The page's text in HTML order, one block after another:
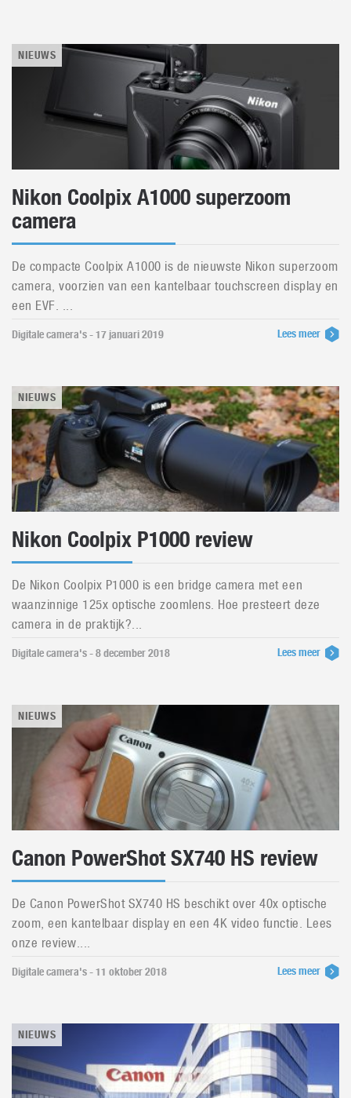
NIEUWS
Nikon Coolpix A1000 superzoom
camera
De compacte Coolpix A1000 is de nieuwste Nikon superzoom
camera, voorzien van een kantelbaar touchscreen display en
een EVF. ...
Digitale camera's - 17 januari 2019 Lees meer
NIEUWS
Nikon Coolpix P1000 review
De Nikon Coolpix P1000 is een bridge camera met een
waanzinnige 125x optische zoomlens. Hoe presteert deze
camera in de praktijk?...
Digitale camera's - 8 december 2018 Lees meer
NIEUWS
Canon PowerShot SX740 HS review
De Canon PowerShot SX740 HS beschikt over 40x optische
zoom, een kantelbaar display en een 4K video functie. Lees
onze review....
Digitale camera's - 11 oktober 2018 Lees meer
NIEUWS